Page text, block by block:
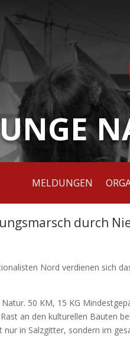
MELDUNGEN
durch
Nord verdienen sich
50 KM, 15 KG
an den kulturellen Bauten
nur in Salzgitter, sondern im